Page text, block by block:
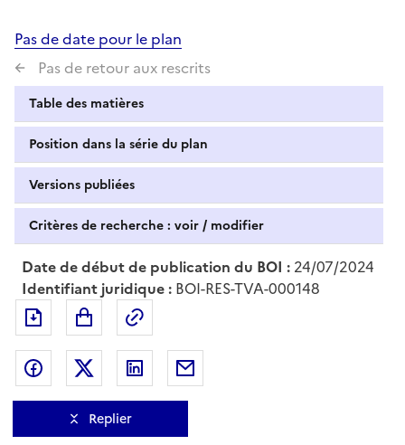
Pas de date pour le plan
Pas de retour aux rescrits
Table des matières
Position dans la série du plan
Versions publiées
Critères de recherche : voir / modifier
Date de début de publication du BOI : 24/07/2024
Identifiant juridique : BOI-RES-TVA-000148
Exporter le document au format pdf
Partager sur Facebook
Partager sur Twitter
Partager sur LinkedIn
Replier